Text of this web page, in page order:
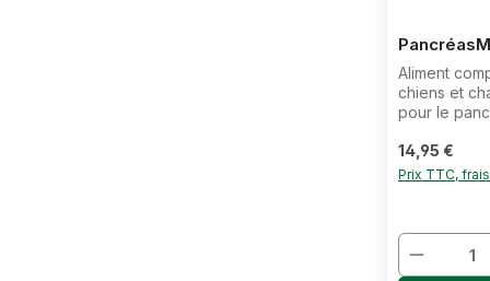
Aliment
chiens et
pour le
essentiel
nos amis à
taux de
un rôle
d'enzymes
Prix régulier :
14,95 €
Prix TTC,